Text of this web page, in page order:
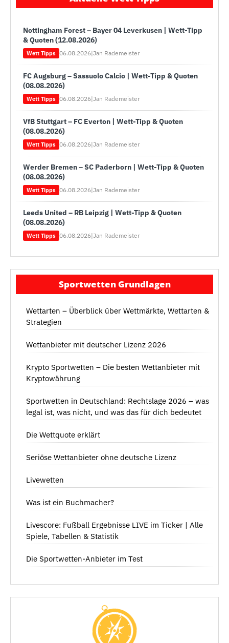
Nottingham Forest – Bayer 04 Leverkusen | Wett-Tipp
& Quoten (12.08.2026)
Wett Tipps 06.08.2026|Jan Rademeister
FC Augsburg – Sassuolo Calcio | Wett-Tipp & Quoten
(08.08.2026)
Wett Tipps 06.08.2026|Jan Rademeister
VfB Stuttgart – FC Everton | Wett-Tipp & Quoten
(08.08.2026)
Wett Tipps 06.08.2026|Jan Rademeister
Werder Bremen – SC Paderborn | Wett-Tipp & Quoten
(08.08.2026)
Wett Tipps 06.08.2026|Jan Rademeister
Leeds United – RB Leipzig | Wett-Tipp & Quoten
(08.08.2026)
Wett Tipps 06.08.2026|Jan Rademeister
Sportwetten Grundlagen
Wettarten – Überblick über Wettmärkte, Wettarten &
Strategien
Wettanbieter mit deutscher Lizenz 2026
Krypto Sportwetten – Die besten Wettanbieter mit
Kryptowährung
Sportwetten in Deutschland: Rechtslage 2026 – was
legal ist, was nicht, und was das für dich bedeutet
Die Wettquote erklärt
Seriöse Wettanbieter ohne deutsche Lizenz
Livewetten
Was ist ein Buchmacher?
Livescore: Fußball Ergebnisse LIVE im Ticker | Alle
Spiele, Tabellen & Statistik
Die Sportwetten-Anbieter im Test